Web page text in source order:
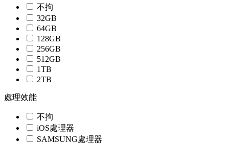
不拘
32GB
64GB
128GB
256GB
512GB
1TB
2TB
處理效能
不拘
iOS處理器
SAMSUNG處理器